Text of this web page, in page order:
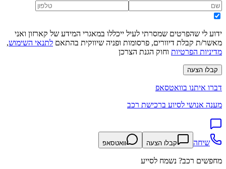
ידוע לי שהפרטים שמסרתי לעיל ייכללו במאגרי המידע של קארזון ואני
מאשר/ת קבלת דיוורים, פרסומות ופניה שיווקית בהתאם לתנאי השימוש,
מדיניות הפרטיות וחוק הגנת הצרכן
קבלו הצעה
דברו איתנו בוואטסאפ
מענה אנושי לסיוע ברכישת רכב
שיחה קבלו הצעה וואטסאפ
מחפשים רכב? נשמח לסייע